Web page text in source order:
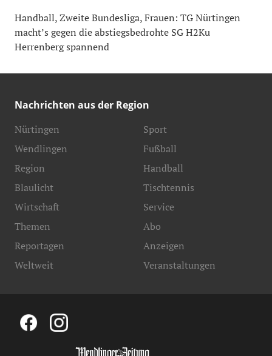
Handball, Zweite Bundesliga, Frauen: TG Nürtingen
macht’s gegen die abstiegsbedrohte SG H2Ku
Herrenberg spannend
Nachrichten aus der Region
Nürtingen
Wendlingen
Region
Blaulicht
Sport
Fußball
Handball
Tischtennis
Wirtschaft
Themen
Reportagen
Weltweit
Service
Abo
Anzeigen
Veranstaltungen